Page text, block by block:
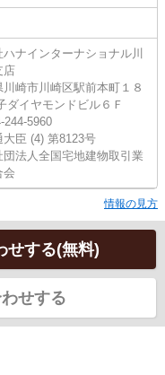
ナインターナショナル川
店
崎市川崎区駅前本町１８
ダイヤモンドビル６Ｆ
244-5960
大臣 (4) 第8123号
団法人全国宅地建物取引業
会
情報の見方
せする(無料)
せする